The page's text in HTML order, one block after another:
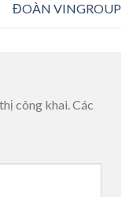
ĐOÀN VINGROUP
công khai.Các